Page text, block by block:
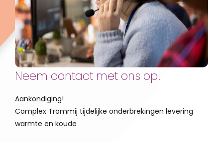
Storing aan de Celsias
installatie?
Neem contact met ons op!
Aankondiging!
Complex Trommij tijdelijke onderbrekingen levering
warmte en koude